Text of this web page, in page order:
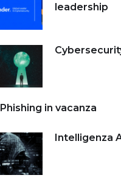
leadership
Phishing in vacanza
Intelligenza